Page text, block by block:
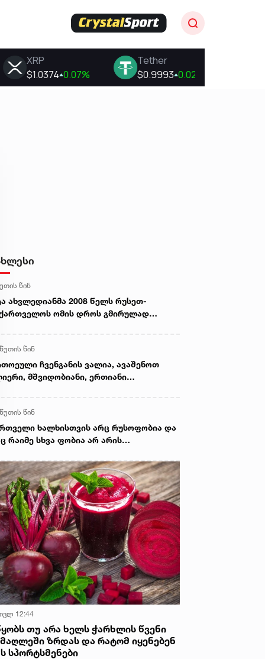
წინ
ახვლედიანმა 2008 წელს რუსეთ-
ომის დროს გმირულად
წინ
ჩვენგანის ვალია, ავაშენოთ
მშვიდობიანი, ერთიანი
წინ
ხალხისთვის არც რუსოფობია და
რაიმე სხვა ფობია არ არის
ცდილობ, გააღვივო
ქვეყანაში, ეს ნიშნავს იმას, რომ
ქვეყანას უწყობ პროვოკაციას -
კობახიძე
12:44
თუ არა ხელს ჭარხლის წვენი
ზრდას და რატომ იყენებენ
სპორტსმენები